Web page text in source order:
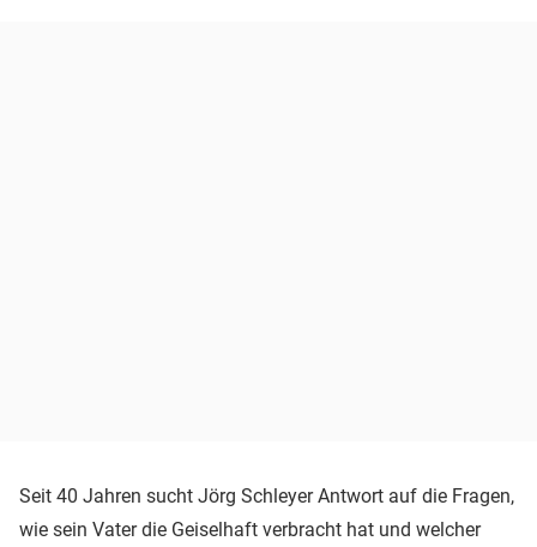
Seit 40 Jahren sucht Jörg Schleyer Antwort auf die Fragen,
wie sein Vater die Geiselhaft verbracht hat und welcher